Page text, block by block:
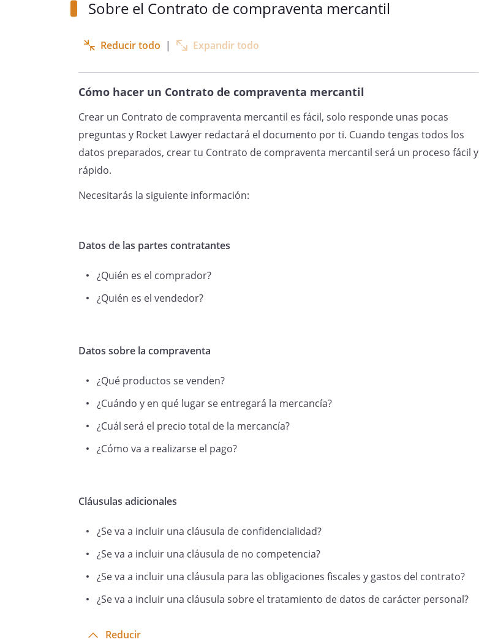
Sobre el Contrato de compraventa mercantil
Reducir todo | Expandir todo
Cómo hacer un Contrato de compraventa mercantil
Crear un Contrato de compraventa mercantil es fácil, solo responde unas pocas
preguntas y Rocket Lawyer redactará el documento por ti. Cuando tengas todos los
datos preparados, crear tu Contrato de compraventa mercantil será un proceso fácil y
rápido.
Necesitarás la siguiente información:
Datos de las partes contratantes
¿Quién es el comprador?
¿Quién es el vendedor?
Datos sobre la compraventa
¿Qué productos se venden?
¿Cuándo y en qué lugar se entregará la mercancía?
¿Cuál será el precio total de la mercancía?
¿Cómo va a realizarse el pago?
Cláusulas adicionales
¿Se va a incluir una cláusula de confidencialidad?
¿Se va a incluir una cláusula de no competencia?
¿Se va a incluir una cláusula para las obligaciones fiscales y gastos del contrato?
¿Se va a incluir una cláusula sobre el tratamiento de datos de carácter personal?
Reducir